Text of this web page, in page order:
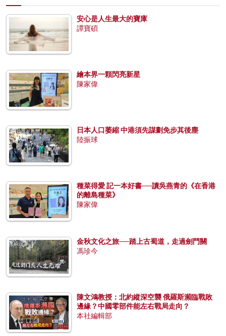
安心是人生最大的寶庫
譚寶碩
繪本界一顆閃亮新星
陳家偉
日本人口萎縮 中港須先謀劃免步其後塵
陸振球
種菜得愛 記一本好書──讀吳燕青的《在香港
的離島種菜》
陳家偉
金秋文化之旅──踏上古蜀道，走過劍門關
馮珍今
陳文鴻教授：北約縱深空襲 俄羅斯瀕臨戰敗
邊緣？中國零部件能左右戰局走向？
本社編輯部